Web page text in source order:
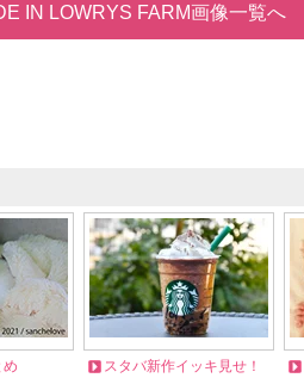
IN LOWRYS FARM画像一覧へ
め スタバ新作イッキ見せ！